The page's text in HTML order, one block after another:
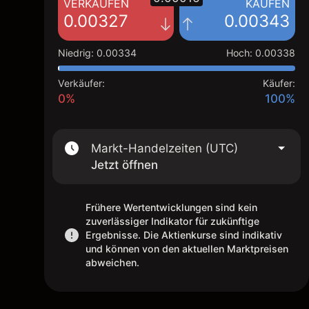
VERKAUFEN
0.00327
KAUFEN
0.00343
Niedrig: 0.00334 Hoch: 0.00338
Verkäufer:
0%
Käufer:
100%
Markt-Handelzeiten (UTC)
Jetzt öffnen
Frühere Wertentwicklungen sind kein
zuverlässiger Indikator für zukünftige
Ergebnisse. Die Aktienkurse sind indikativ
und können von den aktuellen Marktpreisen
abweichen.